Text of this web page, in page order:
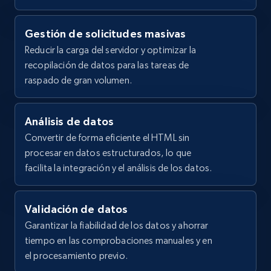
using specified keywords
Sku, Product id, Product name, Manufacturer,
and more.
2.1K+ 355+
Home Depot US - Discover products by
specified URL
Sku, Product id, Product name, Manufacturer,
and more.
2.1K+ 355+ Prueba gratuita
Organization"
  {
    "db_source": "1784637858416",
    "timestamp": "2026-07-21",
"https:\/\/www.surlatable.com\/product\/w-p-
design-microwavable-popcorn-popper\/8054132",
    "variant_id": "8054132",
    "title": "W\u0026P Design Microwavable
Popcorn Popper",
    "description": "Pop movie-worthy popcorn
movie marathons and midnight snacks, this
    "product_category": "Home \u003E Products
\u003E Cookware \u003E Specialty"
  },
  {
Gestión de solicitudes masivas
Reducir la carga del servidor y optimizar la
recopilación de datos para las tareas de
raspado de gran volumen.
Análisis de datos
Convertir de forma eficiente el HTML sin
procesar en datos estructurados, lo que
facilita la integración y el análisis de los datos.
Validación de datos
Garantizar la fiabilidad de los datos y ahorrar
tiempo en las comprobaciones manuales y en
el procesamiento previo.